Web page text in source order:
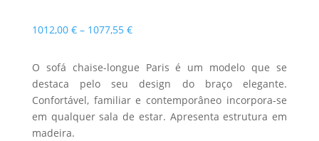
1012,00 € – 1077,55 €Price
1012,00 €
through
1077,55 €
O sofá chaise-longue Paris é um modelo que se
destaca pelo seu design do braço elegante.
Confortável, familiar e contemporâneo incorpora-se
em qualquer sala de estar. Apresenta estrutura em
madeira.